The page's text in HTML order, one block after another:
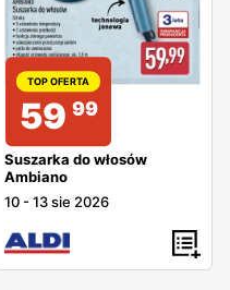
TOP OFERTA
59 99
Suszarka do włosów
Ambiano
10 -13 sie 2026